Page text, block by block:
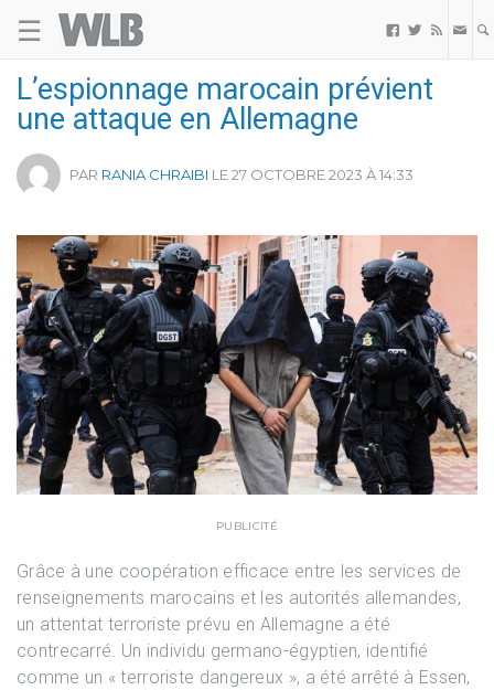
☰   
L’espionnage marocain prévient
une attaque en Allemagne
PAR RANIA CHRAIBI LE 27 OCTOBRE 2023 À 14:33
PUBLICITÉ
Grâce à une coopération efficace entre les services de
renseignements marocains et les autorités allemandes,
un attentat terroriste prévu en Allemagne a été
contrecarré. Un individu germano-égyptien, identifié
comme un « terroriste dangereux », a été arrêté à Essen,